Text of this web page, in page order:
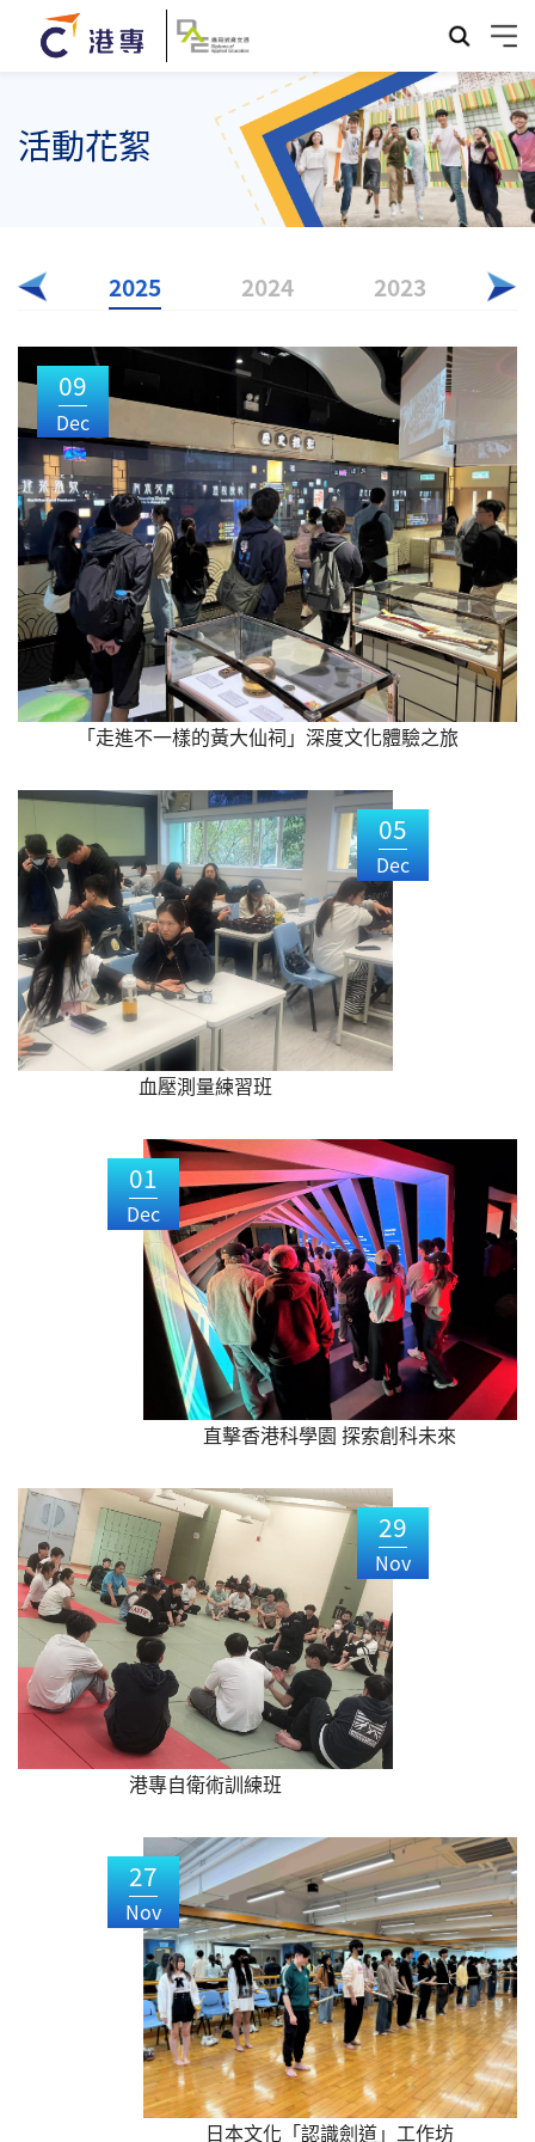
活動花絮
2025 2024 2023
09
Dec
「走進不一樣的黃大仙祠」深度文化體驗之旅
05
Dec
血壓測量練習班
01
Dec
直擊香港科學園 探索創科未來
29
Nov
港專自衛術訓練班
27
Nov
日本文化「認識劍道」工作坊